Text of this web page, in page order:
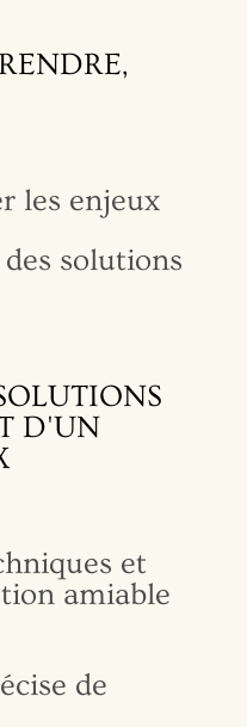
les enjeux
solutions
D'UN
et
amiable
de